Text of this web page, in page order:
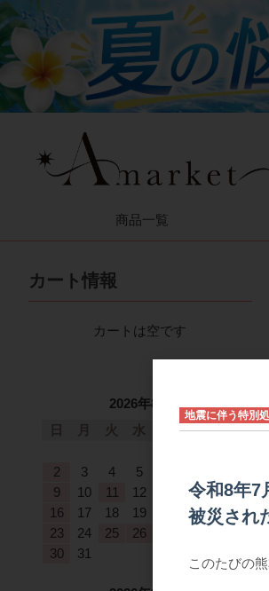
商品一覧
カート情報
カートは空です
2026年8月
金
土
2
3 4 5
9
10 11 12 14
15
16
17 18 19 21
22
23
24 25 26
30
31
地震に伴う特別
令和8年7
被災され
このたびの